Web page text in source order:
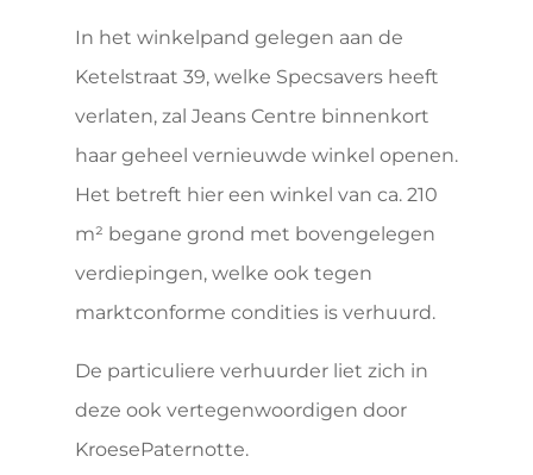
In het winkelpand gelegen aan de
Ketelstraat 39, welke Specsavers heeft
verlaten, zal Jeans Centre binnenkort
haar geheel vernieuwde winkel openen.
Het betreft hier een winkel van ca. 210
m² begane grond met bovengelegen
verdiepingen, welke ook tegen
marktconforme condities is verhuurd.
De particuliere verhuurder liet zich in
deze ook vertegenwoordigen door
KroesePaternotte.